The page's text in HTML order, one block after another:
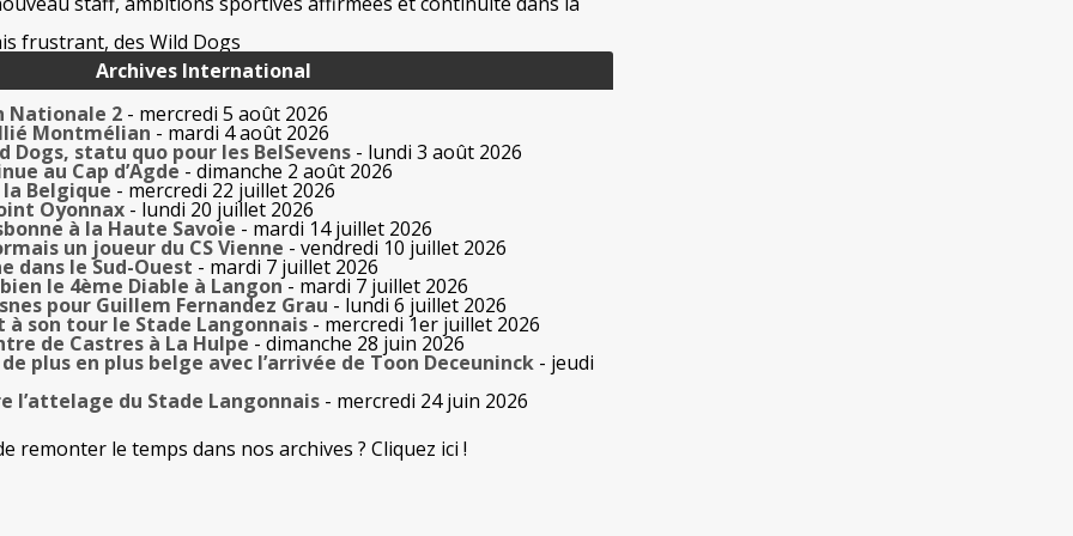
frustrant, des Wild Dogs
Archives International
Nationale 2 - mercredi 5 août 2026
Montmélian - mardi 4 août 2026
Dogs, statu quo pour les BelSevens - lundi 3 août 2026
au Cap d’Agde - dimanche 2 août 2026
Belgique - mercredi 22 juillet 2026
Oyonnax - lundi 20 juillet 2026
à la Haute Savoie - mardi 14 juillet 2026
un joueur du CS Vienne - vendredi 10 juillet 2026
dans le Sud-Ouest - mardi 7 juillet 2026
le 4ème Diable à Langon- mardi 7 juillet 2026
pour Guillem Fernandez Grau - lundi 6 juillet 2026
son tour le Stade Langonnais - mercredi 1er juillet 2026
de Castres à La Hulpe - dimanche 28 juin 2026
plus en plus belge avec l’arrivée de Toon Deceuninck - jeudi
l’attelage du Stade Langonnais - mercredi 24 juin 2026
remonter le temps dans nos archives ? Cliquez ici !